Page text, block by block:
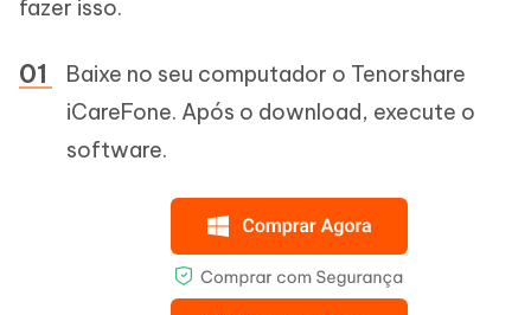
fazer isso.
Baixe no seu computador o Tenorshare
iCareFone. Após o download, execute o
software.